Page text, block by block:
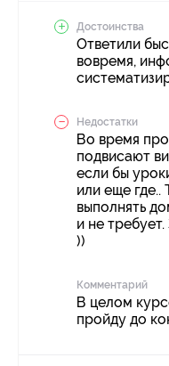
Достоинства
Ответили
вовремя,
Недостатки
Во время
подвисают
если бы
или еще где..
выполнять
и не
))
Комментарий
В целом
пройду до